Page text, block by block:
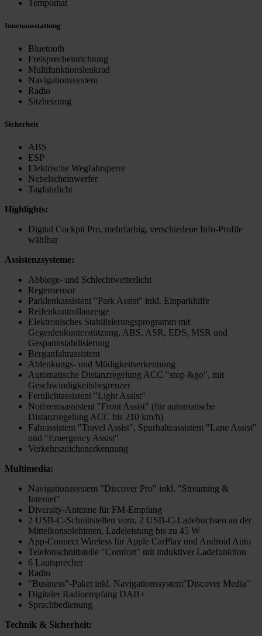
Tempomat
Innenausstattung
Bluetooth
Freisprecheinrichtung
Multifunktionslenkrad
Navigationssystem
Radio
Sitzheizung
Sicherheit
ABS
ESP
Elektrische Wegfahrsperre
Nebelscheinwerfer
Tagfahrlicht
Highlights:
Digital Cockpit Pro, mehrfarbig, verschiedene Info-Profile
wählbar
Assistenzsysteme:
Abbiege- und Schlechtwetterlicht
Regensensor
Parklenkassistent "Park Assist" inkl. Einparkhilfe
Reifenkontrollanzeige
Elektronisches Stabilisierungsprogramm mit
Gegenlenkunterstützung, ABS, ASR, EDS, MSR und
Gespannstabilisierung
Berganfahrassistent
Ablenkungs- und Müdigkeitserkennung
Automatische Distanzregelung ACC "stop &go", mit
Geschwindigkeitsbegrenzer
Fernlichtassistent "Light Assist"
Notbremsassistent "Front Assist" (für automatische
Distanzregelung ACC bis 210 km/h)
Fahrassistent "Travel Assist", Spurhalteassistent "Lane Assist"
und "Emergency Assist"
Verkehrszeichenerkennung
Multimedia:
Navigationssystem "Discover Pro" inkl. "Streaming &
Internet"
Diversity-Antenne für FM-Empfang
2 USB-C-Schnittstellen vorn, 2 USB-C-Ladebuchsen an der
Mittelkonsolehinten, Ladeleistung bis zu 45 W
App-Connect Wireless für Apple CarPlay und Android Auto
Telefonschnittstelle "Comfort" mit induktiver Ladefunktion
6 Lautsprecher
Radio
"Business"-Paket inkl. Navigationssystem"Discover Media"
Digitaler Radioempfang DAB+
Sprachbedienung
Technik & Sicherheit: